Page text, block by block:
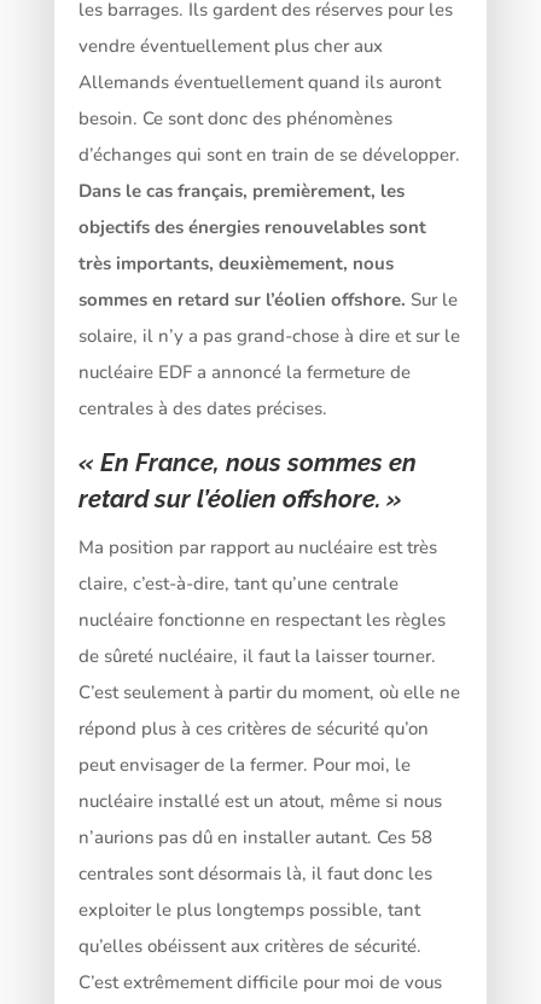
les barrages. Ils gardent des réserves pour les
vendre éventuellement plus cher aux
Allemands éventuellement quand ils auront
besoin. Ce sont donc des phénomènes
d’échanges qui sont en train de se développer.
Dans le cas français, premièrement, les
objectifs des énergies renouvelables sont
très importants, deuxièmement, nous
sommes en retard sur l’éolien offshore. Sur le
solaire, il n’y a pas grand-chose à dire et sur le
nucléaire EDF a annoncé la fermeture de
centrales à des dates précises.
« En France, nous sommes en
retard sur l’éolien offshore. »
Ma position par rapport au nucléaire est très
claire, c’est-à-dire, tant qu’une centrale
nucléaire fonctionne en respectant les règles
de sûreté nucléaire, il faut la laisser tourner.
C’est seulement à partir du moment, où elle ne
répond plus à ces critères de sécurité qu’on
peut envisager de la fermer. Pour moi, le
nucléaire installé est un atout, même si nous
n’aurions pas dû en installer autant. Ces 58
centrales sont désormais là, il faut donc les
exploiter le plus longtemps possible, tant
qu’elles obéissent aux critères de sécurité.
C’est extrêmement difficile pour moi de vous